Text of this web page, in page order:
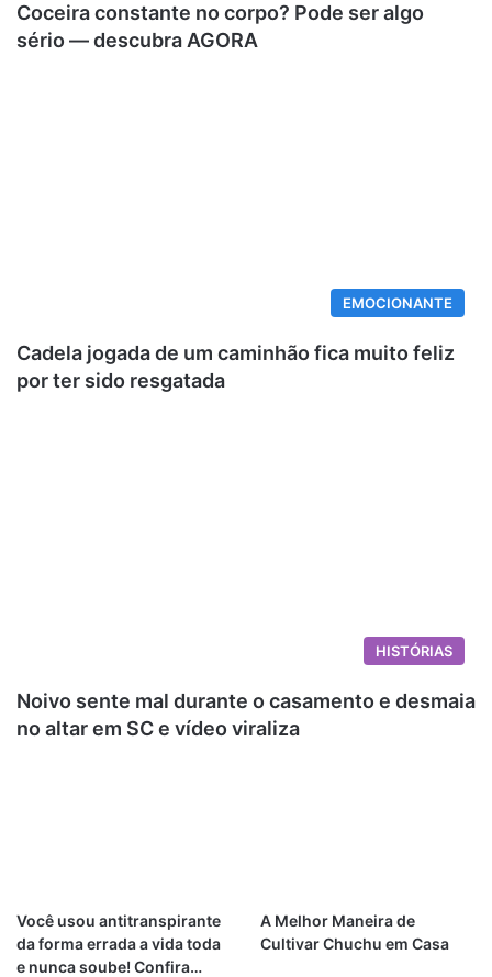
Coceira constante no corpo? Pode ser algo
sério — descubra AGORA
EMOCIONANTE
Cadela jogada de um caminhão fica muito feliz
por ter sido resgatada
HISTÓRIAS
Noivo sente mal durante o casamento e desmaia
no altar em SC e vídeo viraliza
Você usou antitranspirante
da forma errada a vida toda
e nunca soube! Confira…
A Melhor Maneira de
Cultivar Chuchu em Casa